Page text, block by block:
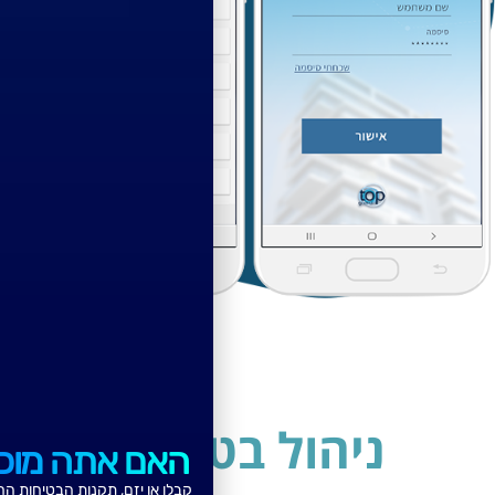
ניהול בטיחותהאם אתה מוכן?
קבלן או יזם, תקנות הבטיחות החדשות